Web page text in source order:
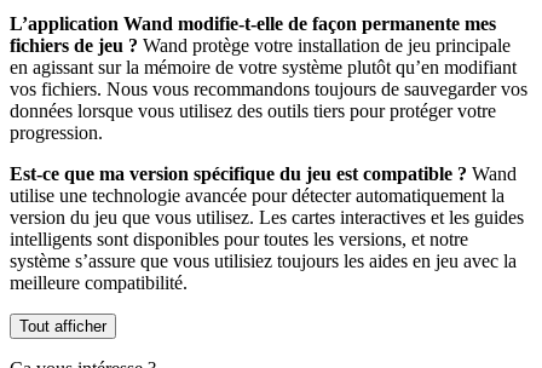
L’application Wand modifie-t-elle de façon permanente mes
fichiers de jeu ? Wand protège votre installation de jeu principale
en agissant sur la mémoire de votre système plutôt qu’en modifiant
vos fichiers. Nous vous recommandons toujours de sauvegarder vos
données lorsque vous utilisez des outils tiers pour protéger votre
progression.
Est-ce que ma version spécifique du jeu est compatible ? Wand
utilise une technologie avancée pour détecter automatiquement la
version du jeu que vous utilisez. Les cartes interactives et les guides
intelligents sont disponibles pour toutes les versions, et notre
système s’assure que vous utilisiez toujours les aides en jeu avec la
meilleure compatibilité.
Tout afficher